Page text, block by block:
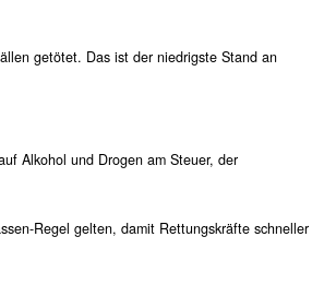
getötet. Das ist der niedrigste Stand an
Alkohol und Drogen am Steuer, der
Regel gelten, damit Rettungskräfte schneller